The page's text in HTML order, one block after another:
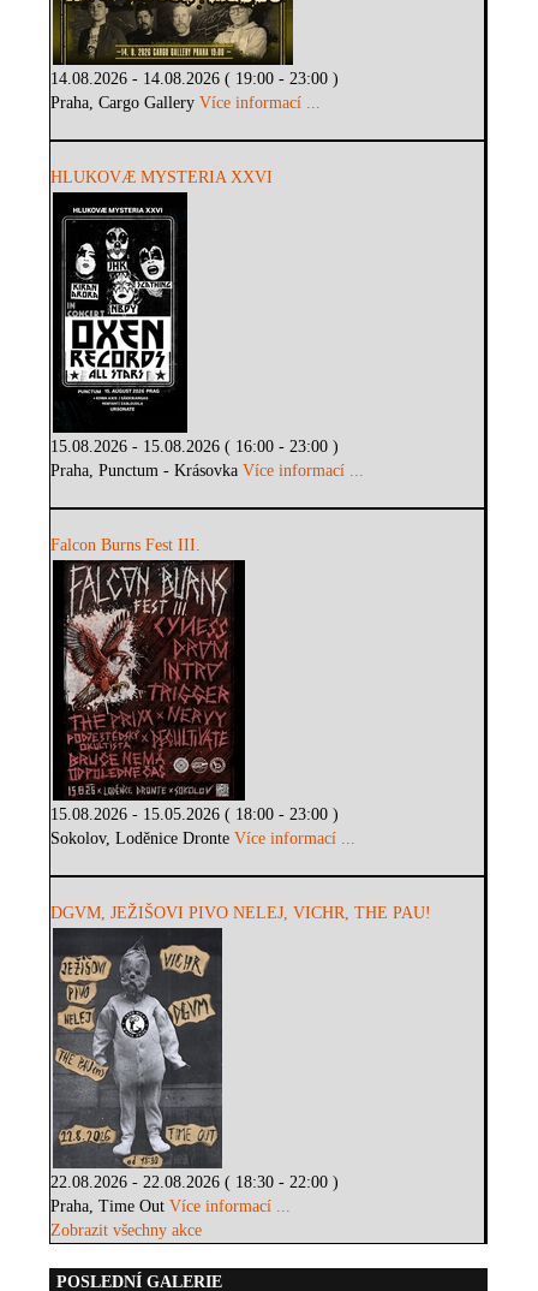
14.08.2026 - 14.08.2026 ( 19:00 - 23:00 )
Praha, Cargo GalleryVíce informací ...
HLUKOVÆ MYSTERIA XXVI
15.08.2026 - 15.08.2026 ( 16:00 - 23:00 )
Praha, Punctum - KrásovkaVíce informací ...
Falcon Burns Fest III.
15.08.2026 - 15.05.2026 ( 18:00 - 23:00 )
Sokolov, Loděnice DronteVíce informací ...
DGVM, JEŽIŠOVI PIVO NELEJ, VICHR, THE PAU!
22.08.2026 - 22.08.2026 ( 18:30 - 22:00 )
Praha, Time OutVíce informací ...
Zobrazit všechny akce
POSLEDNÍ GALERIE